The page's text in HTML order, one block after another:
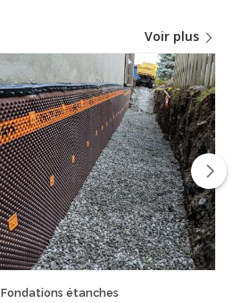
Voir plus
Fondations étanches